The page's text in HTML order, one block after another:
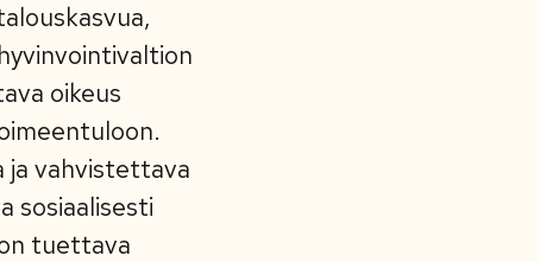
oikeus
ja vahvistettava
sosiaalisesti
tuettava